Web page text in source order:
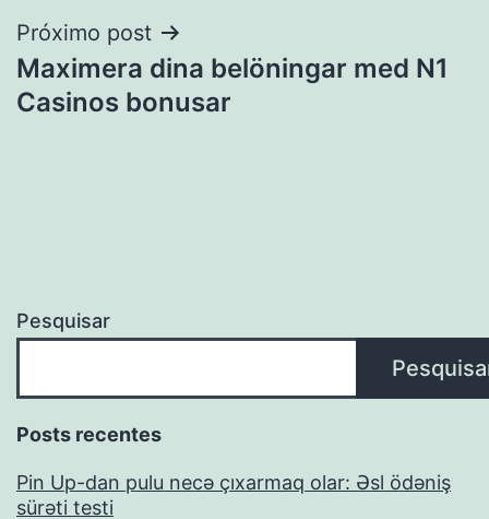
Próximo post
Maximera dina belöningar med N1
Casinos bonusar
Pesquisar
Posts recentes
Pin Up-dan pulu necə çıxarmaq olar: Əsl ödəniş
sürəti testi